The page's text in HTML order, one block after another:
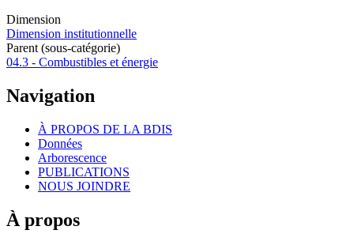
Dimension
Dimension institutionnelle
Parent (sous-catégorie)
04.3 - Combustibles et énergie
Navigation
À PROPOS DE LA BDIS
Données
Arborescence
PUBLICATIONS
NOUS JOINDRE
À propos